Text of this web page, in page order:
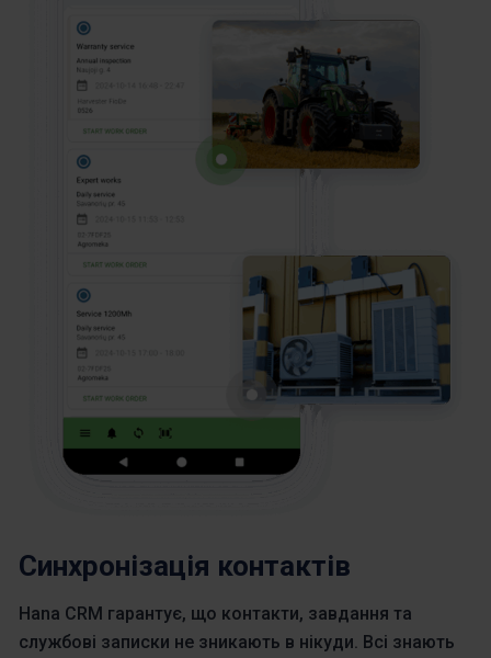
Синхронізація контактів
Hana CRM гарантує, що контакти, завдання та
службові записки не зникають в нікуди. Всі знають